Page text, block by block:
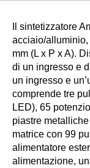
Il sintetizzatore
acciaio/alluminio,
mm (L x P x A).
di un ingresso e
un ingresso e
comprende tre
LED), 65
piastre metalliche
matrice con 99
alimentatore
alimentazione,